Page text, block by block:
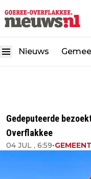
Nieuws
Gedeputeerde
Overflakkee
04 JUL , 6:59•